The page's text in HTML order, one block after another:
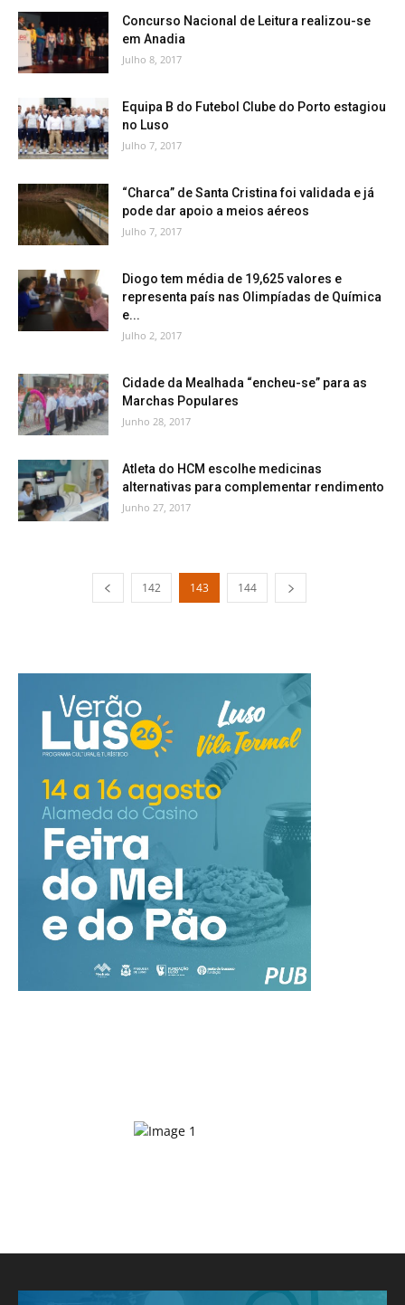
Concurso Nacional de Leitura realizou-se
em Anadia
Julho 8, 2017
Equipa B do Futebol Clube do Porto estagiou
no Luso
Julho 7, 2017
“Charca” de Santa Cristina foi validada e já
pode dar apoio a meios aéreos
Julho 7, 2017
Diogo tem média de 19,625 valores e
representa país nas Olimpíadas de Química
e...
Julho 2, 2017
Cidade da Mealhada “encheu-se” para as
Marchas Populares
Junho 28, 2017
Atleta do HCM escolhe medicinas
alternativas para complementar rendimento
Junho 27, 2017
142 143 144